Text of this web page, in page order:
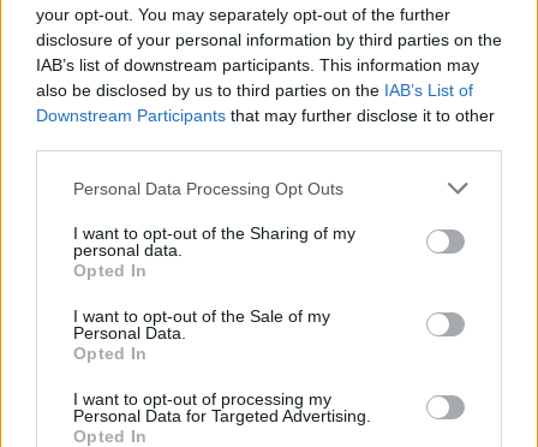
your opt-out. You may separately opt-out of the further
disclosure of your personal information by third parties on the
IAB’s list of downstream participants. This information may
also be disclosed by us to third parties on the IAB’s List of
Downstream Participants that may further disclose it to other
Personal Data Processing Opt Outs
I want to opt-out of the Sharing of my
personal data.
Opted In
I want to opt-out of the Sale of my
Personal Data.
Opted In
I want to opt-out of processing my
Personal Data for Targeted Advertising.
Opted In
Lebens. Ich bin vielleicht einfach nicht zum
Hollywoodstar geboren.“ Immerhin: Judy Greer hat nicht
geheult. Die erste und vielleicht einzige Einladung zu den
Oscars ohne Preis und dafür mit einem Sack voll
habe schließlich nicht an der DePaul University in Chicago
Schauspiel studiert, um niemals eine Hauptrolle zu
bekommen. Aber ehrlich gesagt, habe ich mich nach 15
Und genau damit spricht Judy scheinbar den erlösenden
Zauberspruch. Denn – simsalabim – wird aus
Aschenputtel zwar keine Prinzessin. Aber ein zufriedener
Mensch. Im Schatten der Schönen und Reichen lebt es